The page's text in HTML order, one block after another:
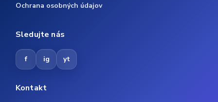
Ochrana osobných údajov
Sledujte nás
f ig yt
Kontakt